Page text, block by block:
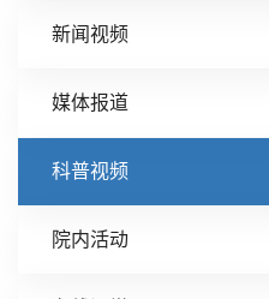
新闻视频
媒体报道
科普视频
院内活动